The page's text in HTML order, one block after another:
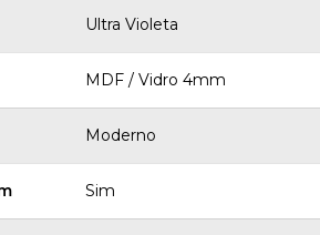
Ultra Violeta
MDF / Vidro 4mm
Moderno
Sim